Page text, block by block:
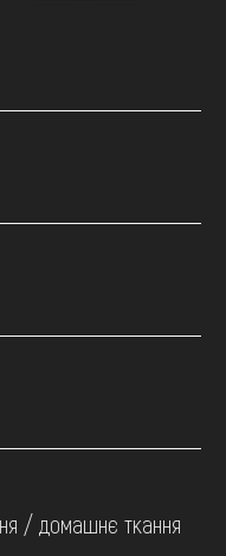
/ домашнє ткання